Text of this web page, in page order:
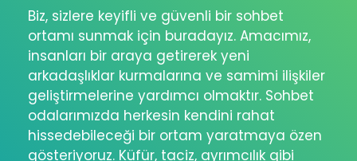
Biz, sizlere keyifli ve güvenli bir sohbet
ortamı sunmak için buradayız. Amacımız,
insanları bir araya getirerek yeni
arkadaşlıklar kurmalarına ve samimi ilişkiler
geliştirmelerine yardımcı olmaktır. Sohbet
odalarımızda herkesin kendini rahat
hissedebileceği bir ortam yaratmaya özen
gösteriyoruz. Küfür, taciz, ayrımcılık gibi